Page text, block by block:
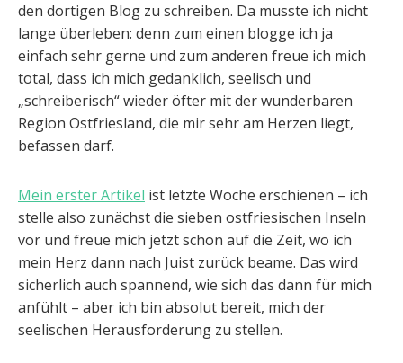
den dortigen Blog zu schreiben. Da musste ich nicht
lange überleben: denn zum einen blogge ich ja
einfach sehr gerne und zum anderen freue ich mich
total, dass ich mich gedanklich, seelisch und
„schreiberisch“ wieder öfter mit der wunderbaren
Region Ostfriesland, die mir sehr am Herzen liegt,
befassen darf.
Mein erster Artikel ist letzte Woche erschienen – ich
stelle also zunächst die sieben ostfriesischen Inseln
vor und freue mich jetzt schon auf die Zeit, wo ich
mein Herz dann nach Juist zurück beame. Das wird
sicherlich auch spannend, wie sich das dann für mich
anfühlt – aber ich bin absolut bereit, mich der
seelischen Herausforderung zu stellen.